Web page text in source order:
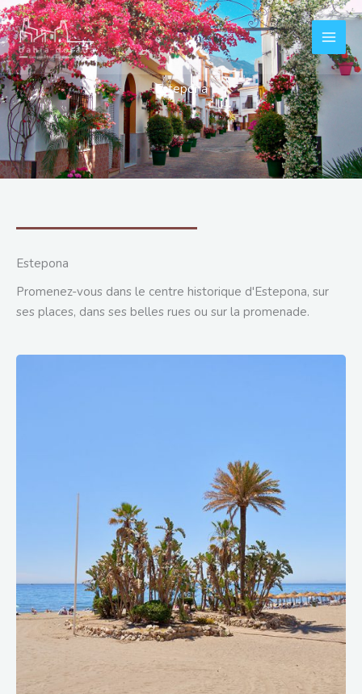
Aller
au
contenu
Estepona
Estepona
Promenez-vous dans le centre historique d'Estepona, sur
ses places, dans ses belles rues ou sur la promenade.